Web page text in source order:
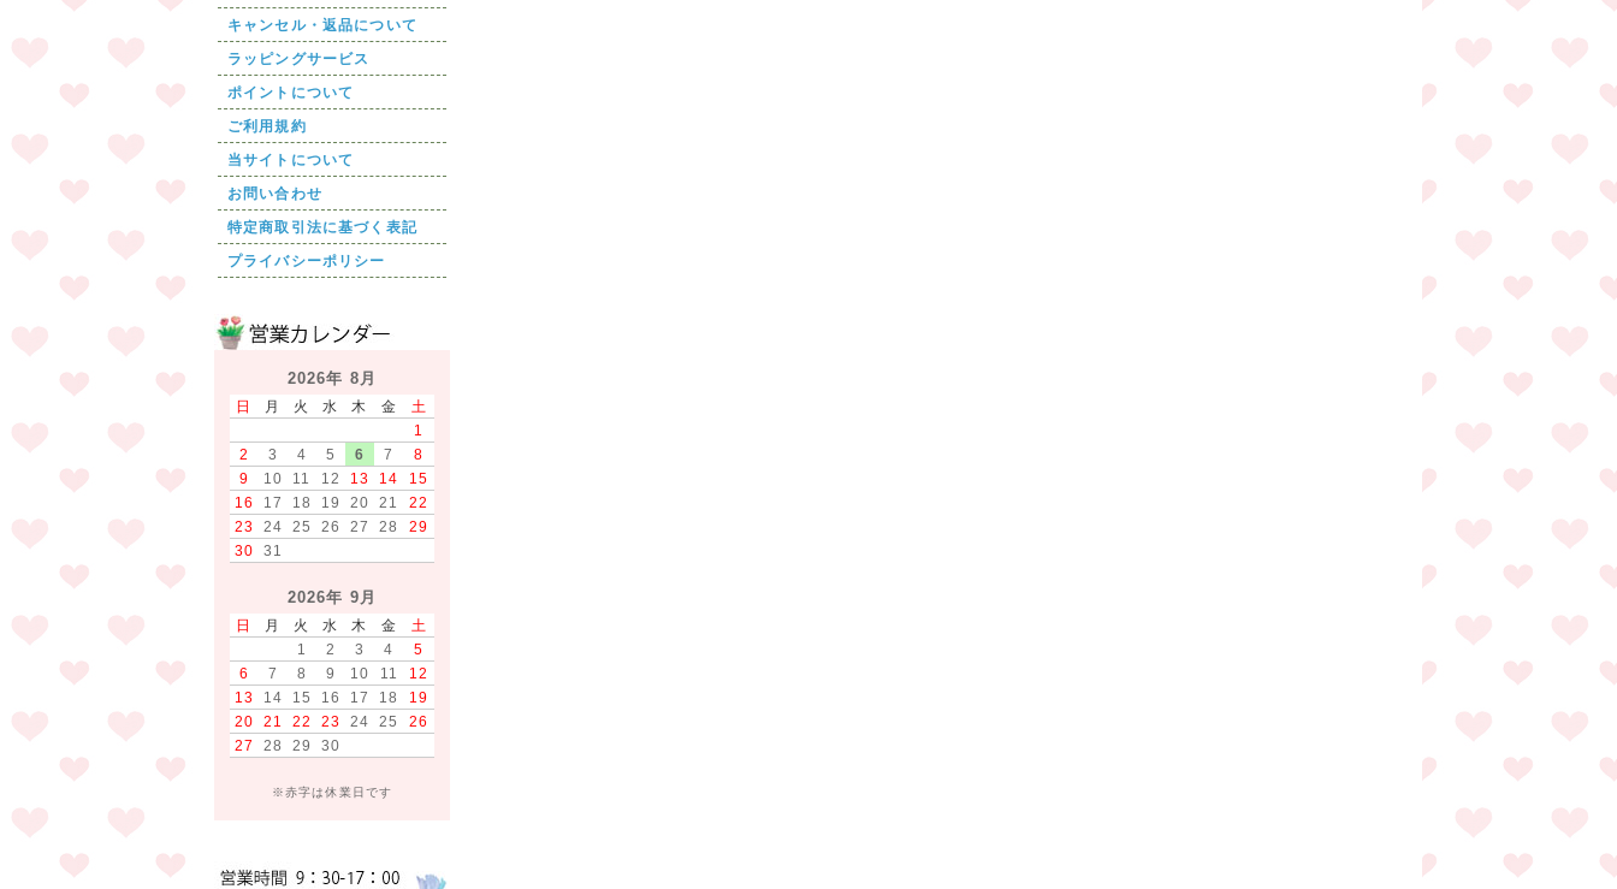
キャンセル・返品について
ラッピングサービス
ポイントについて
ご利用規約
当サイトについて
お問い合わせ
特定商取引法に基づく表記
プライバシーポリシー
2026年 8月
日 月 火 水 木 金
土
1
2
3 4 5 6 7
8
9
10 11 12 13 14
15
16
17 18 19 20 21
22
23
24 25 26 27 28
29
30
31
2026年 9月
日 月 火 水 木 金
土
1
2 3 4
5
6
7 8 9 10 11
12
13
14 15 16 17 18
19
20
21 22 23 24 25
26
27
28 29 30
※赤字は休業日です